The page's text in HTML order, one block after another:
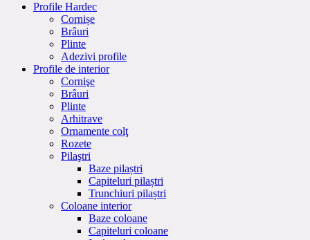
Profile Hardec
Cornișe
Brâuri
Plinte
Adezivi profile
Profile de interior
Cornişe
Brâuri
Plinte
Arhitrave
Ornamente colţ
Rozete
Pilaştri
Baze pilaștri
Capiteluri pilaștri
Trunchiuri pilaștri
Coloane interior
Baze coloane
Capiteluri coloane